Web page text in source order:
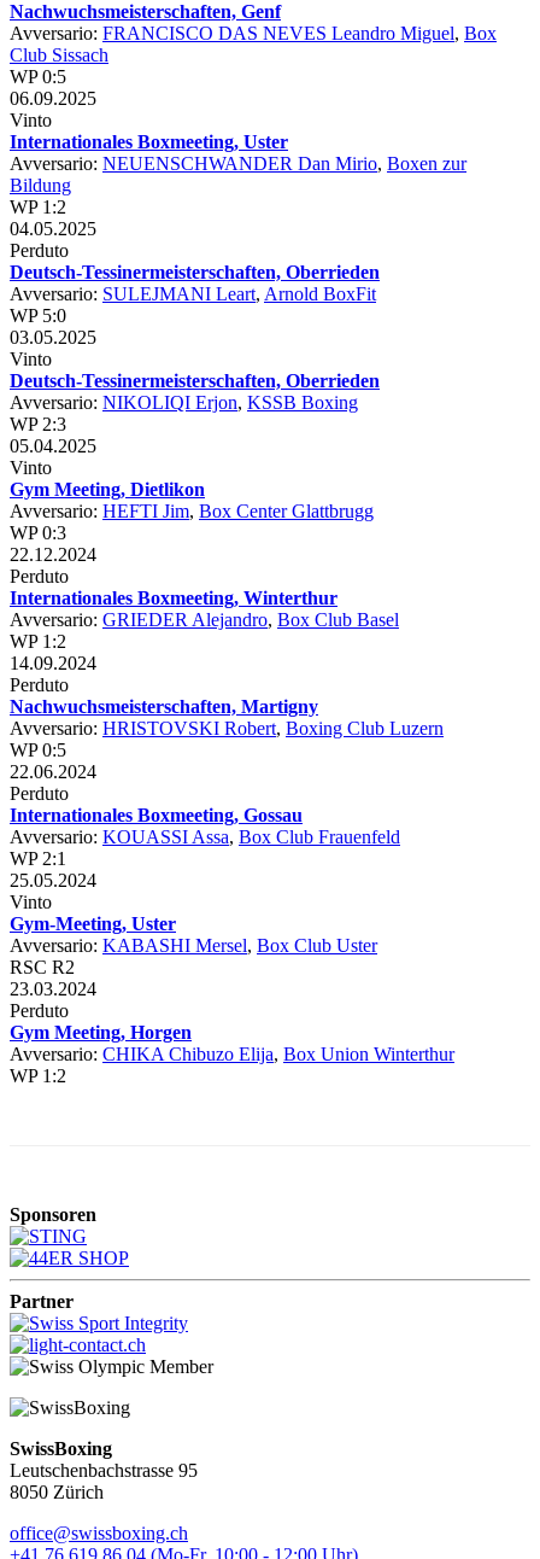
Nachwuchsmeisterschaften, Genf
Avversario: FRANCISCO DAS NEVES Leandro Miguel, Box
Club Sissach
WP 0:5
06.09.2025
Vinto
Internationales Boxmeeting, Uster
Avversario: NEUENSCHWANDER Dan Mirio, Boxen zur
Bildung
WP 1:2
04.05.2025
Perduto
Deutsch-Tessinermeisterschaften, Oberrieden
Avversario: SULEJMANI Leart, Arnold BoxFit
WP 5:0
03.05.2025
Vinto
Deutsch-Tessinermeisterschaften, Oberrieden
Avversario: NIKOLIQI Erjon, KSSB Boxing
WP 2:3
05.04.2025
Vinto
Gym Meeting, Dietlikon
Avversario: HEFTI Jim, Box Center Glattbrugg
WP 0:3
22.12.2024
Perduto
Internationales Boxmeeting, Winterthur
Avversario: GRIEDER Alejandro, Box Club Basel
WP 1:2
14.09.2024
Perduto
Nachwuchsmeisterschaften, Martigny
Avversario: HRISTOVSKI Robert, Boxing Club Luzern
WP 0:5
22.06.2024
Perduto
Internationales Boxmeeting, Gossau
Avversario: KOUASSI Assa, Box Club Frauenfeld
WP 2:1
25.05.2024
Vinto
Gym-Meeting, Uster
Avversario: KABASHI Mersel, Box Club Uster
RSC R2
23.03.2024
Perduto
Gym Meeting, Horgen
Avversario: CHIKA Chibuzo Elija, Box Union Winterthur
WP 1:2
Sponsoren
Partner
SwissBoxing
Leutschenbachstrasse 95
8050 Zürich
office@swissboxing.ch
+41 76 619 86 04 (Mo-Fr, 10:00 - 12:00 Uhr)